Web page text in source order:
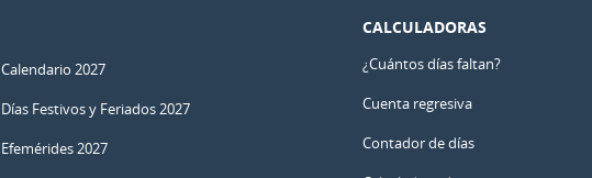
Calendario 2027
Días Festivos y Feriados 2027
Efemérides 2027
CALCULADORAS
¿Cuántos días faltan?
Cuenta regresiva
Contador de días